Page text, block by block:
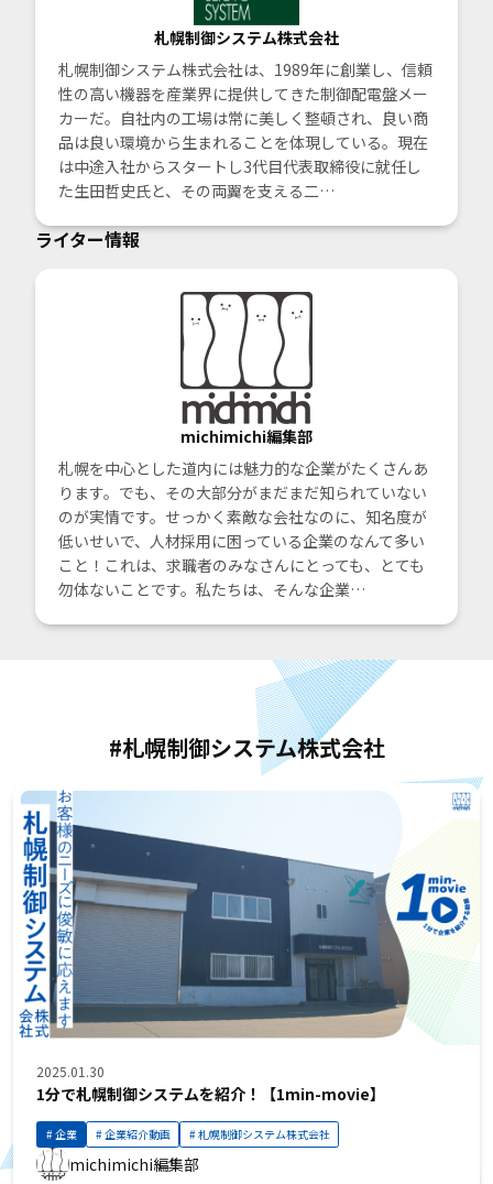
札幌制御システム株式会社
札幌制御システム株式会社は、1989年に創業し、信頼
性の高い機器を産業界に提供してきた制御配電盤メー
カーだ。自社内の工場は常に美しく整頓され、良い商
品は良い環境から生まれることを体現している。現在
は中途入社からスタートし3代目代表取締役に就任し
た生田哲史氏と、その両翼を支える二…
ライター情報
michimichi編集部
札幌を中心とした道内には魅力的な企業がたくさんあ
ります。でも、その大部分がまだまだ知られていない
のが実情です。せっかく素敵な会社なのに、知名度が
低いせいで、人材採用に困っている企業のなんて多い
こと！これは、求職者のみなさんにとっても、とても
勿体ないことです。私たちは、そんな企業…
#札幌制御システム株式会社
2025.01.30
1分で札幌制御システムを紹介！【1min-movie】
企業 企業紹介動画 札幌制御システム株式会社
michimichi編集部